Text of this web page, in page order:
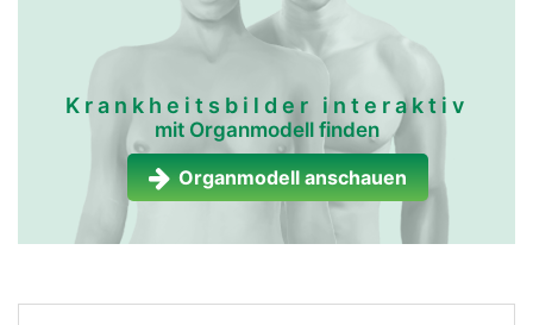
Krankheitsbilder interaktiv
mit Organmodell finden
Organmodell anschauen